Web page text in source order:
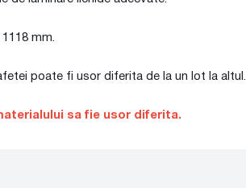
mm.
poate fi usor diferita de la un lot la altul.
sa fie usor diferita.